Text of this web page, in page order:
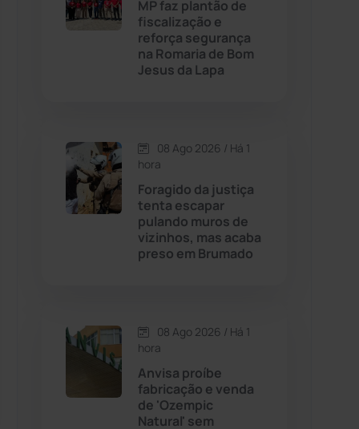
Chapada Diamantina
Cordeiros
Dom Basílio
(1235)
Érico Cardoso
MP faz plantão de
fiscalização e
reforça segurança
na Romaria de Bom
Jesus da Lapa
08 Ago 2026 / Há 1
hora
Foragido da justiça
tenta escapar
pulando muros de
vizinhos, mas acaba
preso em Brumado
08 Ago 2026 / Há 1
hora
Anvisa proíbe
fabricação e venda
de 'Ozempic
Natural' sem